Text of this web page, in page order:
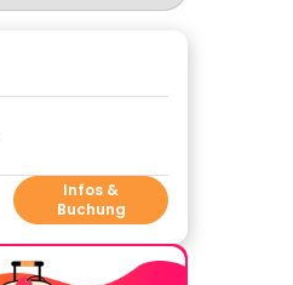
Infos &
Buchung